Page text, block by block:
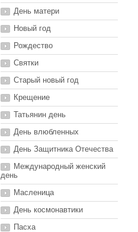
День матери
Новый год
Рождество
Святки
Старый новый год
Крещение
Татьянин день
День влюбленных
День Защитника Отечества
Международный женский
день
Масленица
День космонавтики
Пасха